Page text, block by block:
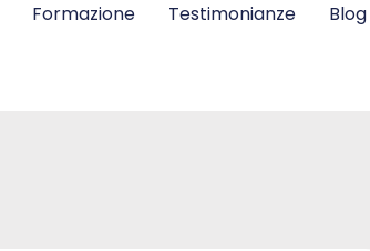
Formazione Testimonianze Blog